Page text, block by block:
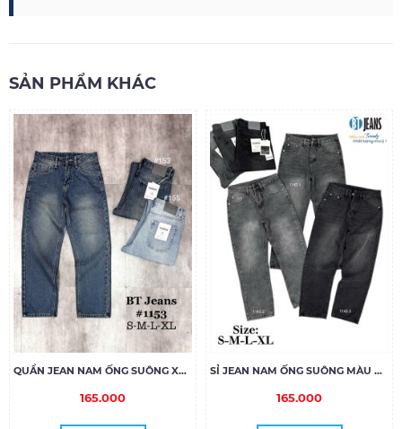
SẢN PHẨM KHÁC
QUẦN JEAN NAM ỐNG SUÔNG XANH DƠ NHẸ 1153
165.000
SỈ JEAN NAM ỐNG SUÔNG MÀU ĐẬM
165.000